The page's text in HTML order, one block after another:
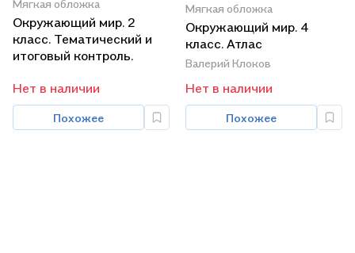
Мягкая обложка
Окружающий мир. 2
класс. Тематический и
итоговый контроль.
Нет в наличии
Похожее
Мягкая обложка
Окружающий мир. 4
класс. Атлас
Валерий Клоков
Нет в наличии
Похожее